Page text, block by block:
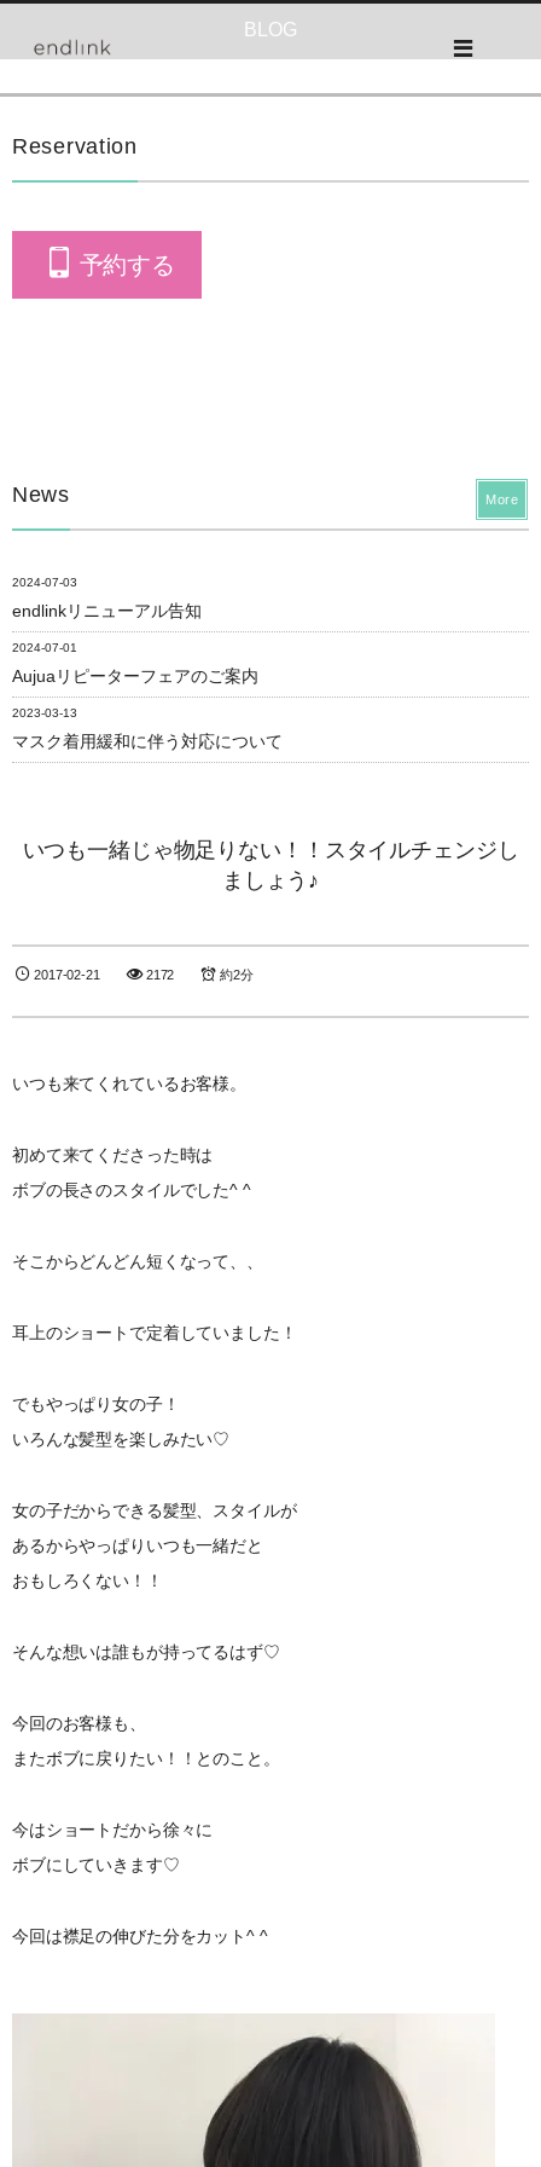
BLOG
Reservation
予約する
News
2024-07-03
endlinkリニューアル告知
2024-07-01
Aujuaリピーターフェアのご案内
2023-03-13
マスク着用緩和に伴う対応について
More
いつも一緒じゃ物足りない！！スタイルチェンジし
ましょう♪
2017-02-21 2172 約2分
いつも来てくれているお客様。
初めて来てくださった時は
ボブの長さのスタイルでした^ ^
そこからどんどん短くなって、、
耳上のショートで定着していました！
でもやっぱり女の子！
いろんな髪型を楽しみたい♡
女の子だからできる髪型、スタイルが
あるからやっぱりいつも一緒だと
おもしろくない！！
そんな想いは誰もが持ってるはず♡
今回のお客様も、
またボブに戻りたい！！とのこと。
今はショートだから徐々に
ボブにしていきます♡
今回は襟足の伸びた分をカット^ ^